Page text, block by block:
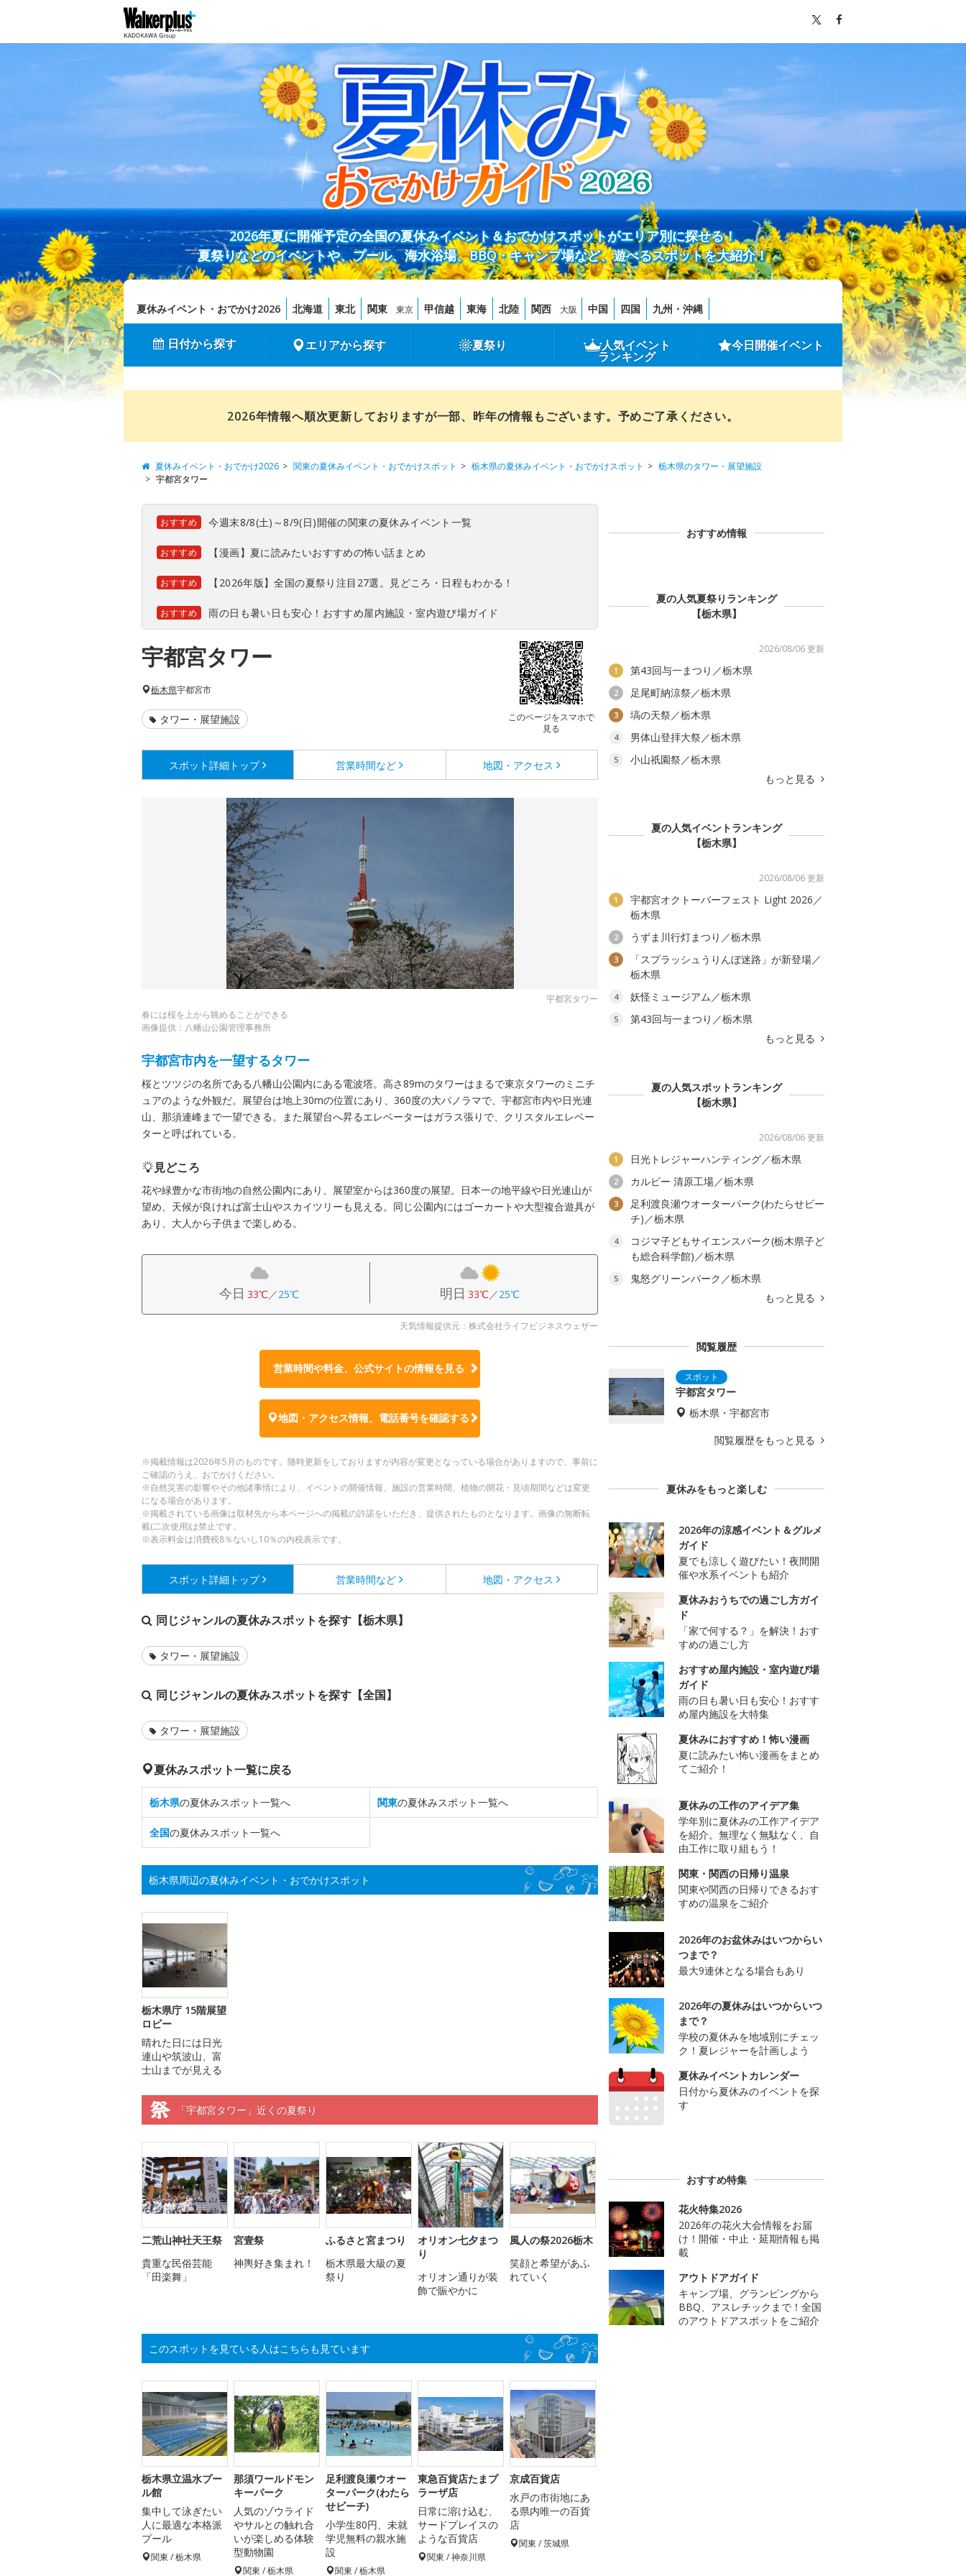
2026年夏に開催予定の全国の夏休みイベント＆おでかけスポットがエリア別に探せる！
夏祭りなどのイベントや、プール、海水浴場、BBQ・キャンプ場など、遊べるスポットを大紹介！
夏休みイベント・おでかけ2026 北海道 東北 関東 東京 甲信越 東海 北陸 関西 大阪 中国 四国 九州・沖縄
日付から探す エリアから探す 夏祭り 人気イベント
ランキング
今日開催イベント
2026年情報へ順次更新しておりますが一部、昨年の情報もございます。予めご了承ください。
夏休みイベント・おでかけ2026 関東の夏休みイベント・おでかけスポット 栃木県の夏休みイベント・おでかけスポット
栃木県のタワー・展望施設
宇都宮タワー
おすすめ 今週末8/8(土)～8/9(日)開催の関東の夏休みイベント一覧
おすすめ 【漫画】夏に読みたいおすすめの怖い話まとめ
おすすめ 【2026年版】全国の夏祭り注目27選。見どころ・日程もわかる！
おすすめ 雨の日も暑い日も安心！おすすめ屋内施設・室内遊び場ガイド
宇都宮タワー
このページをスマホで
見る
栃木県宇都宮市
タワー・展望施設
スポット詳細 トップ 営業時間など 地図・アクセス
宇都宮タワー
春には桜を上から眺めることができる
画像提供：八幡山公園管理事務所
宇都宮市内を一望するタワー
桜とツツジの名所である八幡山公園内にある電波塔。高さ89mのタワーはまるで東京タワーのミニチ
ュアのような外観だ。展望台は地上30mの位置にあり、360度の大パノラマで、宇都宮市内や日光連
山、那須連峰まで一望できる。また展望台へ昇るエレベーターはガラス張りで、クリスタルエレベー
ターと呼ばれている。
見どころ
花や緑豊かな市街地の自然公園内にあり、展望室からは360度の展望。日本一の地平線や日光連山が
望め、天候が良ければ富士山やスカイツリーも見える。同じ公園内にはゴーカートや大型複合遊具が
あり、大人から子供まで楽しめる。
今日 33℃／25℃ 明日 33℃／25℃
天気情報提供元：株式会社ライフビジネスウェザー
営業時間や料金、公式サイトの情報を見る
地図・アクセス情報、電話番号を確認する
※掲載情報は2026年5月のものです。随時更新をしておりますが内容が変更となっている場合がありますので、事前に
ご確認のうえ、おでかけください。
※自然災害の影響やその他諸事情により、イベントの開催情報、施設の営業時間、植物の開花・見頃期間などは変更
になる場合があります。
※掲載されている画像は取材先から本ページへの掲載の許諾をいただき、提供されたものとなります。画像の無断転
載(二次使用)は禁止です。
※表示料金は消費税8％ないし10％の内税表示です。
スポット詳細 トップ 営業時間など 地図・アクセス
同じジャンルの夏休みスポットを探す【栃木県】
タワー・展望施設
同じジャンルの夏休みスポットを探す【全国】
タワー・展望施設
夏休みスポット一覧に戻る
栃木県の夏休みスポット一覧へ 関東の夏休みスポット一覧へ
全国の夏休みスポット一覧へ
栃木県周辺の夏休みイベント・おでかけスポット
栃木県庁 15階展望
ロビー
晴れた日には日光
連山や筑波山、富
士山までが見える
「宇都宮タワー」近くの夏祭り
二荒山神社天王祭
貴重な民俗芸能
「田楽舞」
宮壹祭
神輿好き集まれ！
ふるさと宮まつり
栃木県最大級の夏
祭り
オリオン七夕まつ
り
オリオン通りが装
飾で賑やかに
風人の祭2026栃木
笑顔と希望があふ
れていく
このスポットを見ている人はこちらも見ています
栃木県立温水プー
ル館
集中して泳ぎたい
人に最適な本格派
プール
関東 / 栃木県
那須ワールドモン
キーパーク
人気のゾウライド
やサルとの触れ合
いが楽しめる体験
型動物園
関東 / 栃木県
足利渡良瀬ウオー
ターパーク(わたら
せビーチ)
小学生80円、未就
学児無料の親水施
設
関東 / 栃木県
東急百貨店たまプ
ラーザ店
日常に溶け込む、
サードプレイスの
ような百貨店
関東 / 神奈川県
京成百貨店
水戸の市街地にあ
る県内唯一の百貨
店
関東 / 茨城県
おすすめ情報
夏の人気夏祭りランキング
【栃木県】
2026/08/06 更新
1 第43回与一まつり／栃木県
2 足尾町納涼祭／栃木県
3 塙の天祭／栃木県
4 男体山登拝大祭／栃木県
5
小山祇園祭／栃木県
もっと見る
夏の人気イベントランキング
【栃木県】
2026/08/06 更新
1
宇都宮オクトーバーフェスト Light 2026／
栃木県
2 うずま川行灯まつり／栃木県
3
「スプラッシュうりんぼ迷路」が新登場／
栃木県
4 妖怪ミュージアム／栃木県
5
第43回与一まつり／栃木県
もっと見る
夏の人気スポットランキング
【栃木県】
2026/08/06 更新
1 日光トレジャーハンティング／栃木県
2 カルビー 清原工場／栃木県
3
足利渡良瀬ウオーターパーク(わたらせビー
チ)／栃木県
4
コジマ子どもサイエンスパーク(栃木県子ど
も総合科学館)／栃木県
5
鬼怒グリーンパーク／栃木県
もっと見る
閲覧履歴
宇都宮タワー
栃木県・宇都宮市
閲覧履歴をもっと見る
夏休みをもっと楽しむ
2026年の涼感イベント＆グルメ
ガイド
夏でも涼しく遊びたい！夜間開
催や水系イベントも紹介
夏休みおうちでの過ごし方ガイ
ド
「家で何する？」を解決！おす
すめの過ごし方
おすすめ屋内施設・室内遊び場
ガイド
雨の日も暑い日も安心！おすす
め屋内施設を大特集
夏休みにおすすめ！怖い漫画
夏に読みたい怖い漫画をまとめ
てご紹介！
夏休みの工作のアイデア集
学年別に夏休みの工作アイデア
を紹介。無理なく無駄なく、自
由工作に取り組もう！
関東・関西の日帰り温泉
関東や関西の日帰りできるおす
すめの温泉をご紹介
2026年のお盆休みはいつからい
つまで？
最大9連休となる場合もあり
2026年の夏休みはいつからいつ
まで？
学校の夏休みを地域別にチェッ
ク！夏レジャーを計画しよう
夏休みイベントカレンダー
日付から夏休みのイベントを探
す
おすすめ特集
花火特集2026
2026年の花火大会情報をお届
け！開催・中止・延期情報も掲
載
アウトドアガイド
キャンプ場、グランピングから
BBQ、アスレチックまで！全国
のアウトドアスポットをご紹介